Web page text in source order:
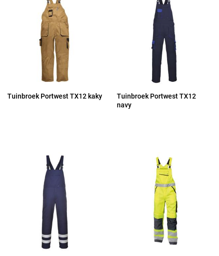
Tuinbroek Portwest TX12 kaky
Tuinbroek Portwest TX12
navy